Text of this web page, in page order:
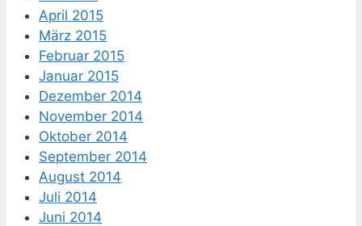
April 2015
März 2015
Februar 2015
Januar 2015
Dezember 2014
November 2014
Oktober 2014
September 2014
August 2014
Juli 2014
Juni 2014